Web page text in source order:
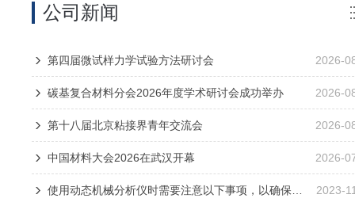
公司新闻
第四届微试样力学试验方法研讨会 2026-
碳基复合材料分会2026年度学术研讨会成功举办 2026-
第十八届北京粘接界青年交流会 2026-
中国材料大会2026在武汉开幕 2026-
2023-